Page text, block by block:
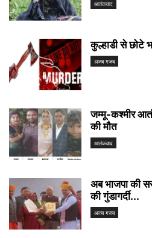
आतंकवाद
कुल्हाडी से छोटे
अजब गजब
जम्मू-कश्मीर
की मौत
आतंकवाद
अब भाजपा की
की गुंडागर्दी...
अजब गजब